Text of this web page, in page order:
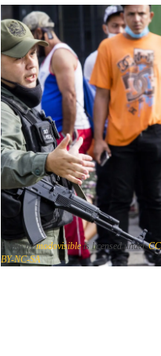
Photo bymodovisibleis licensed underCC
BY-NC-SA